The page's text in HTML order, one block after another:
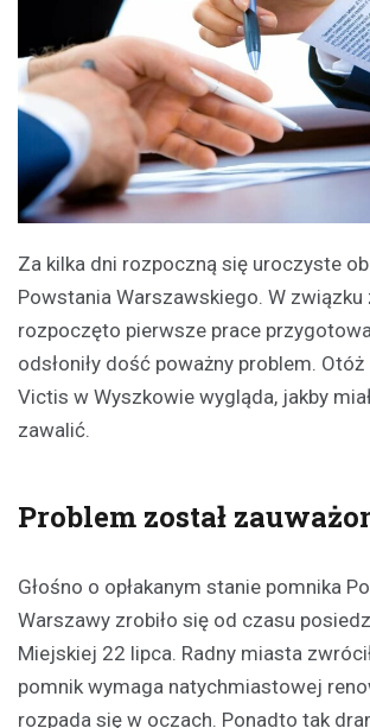
Za kilka dni rozpoczną się uroczyste
Powstania Warszawskiego. W związku
rozpoczęto pierwsze prace
odsłoniły dość poważny problem.
Victis w Wyszkowie wygląda, jakby
zawalić.
Problem został
Głośno o opłakanym stanie pomnika
Warszawy zrobiło się od czasu
Miejskiej 22 lipca. Radny miasta
pomnik wymaga natychmiastowej
rozpada się w oczach. Ponadto tak